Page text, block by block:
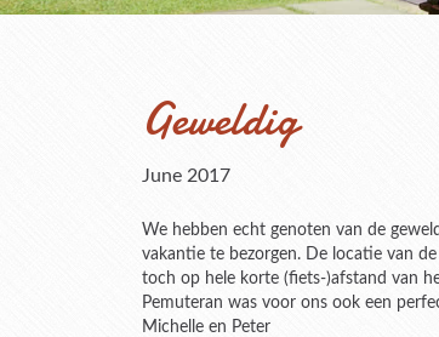
Geweldig
June 2017
We hebben echt genoten van de
vakantie te bezorgen. De locatie van
toch op hele korte (fiets-)afstand van
Pemuteran was voor ons ook een
Michelle en Peter